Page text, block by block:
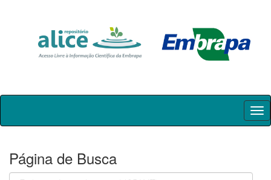
Skip
Página de Busca